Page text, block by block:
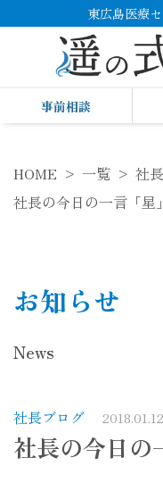
東広島医療
事前相談
HOME 一覧
社
社長の今日の一言「星」
お知らせ
News
社長ブログ 2018.01.12
社長の今日の